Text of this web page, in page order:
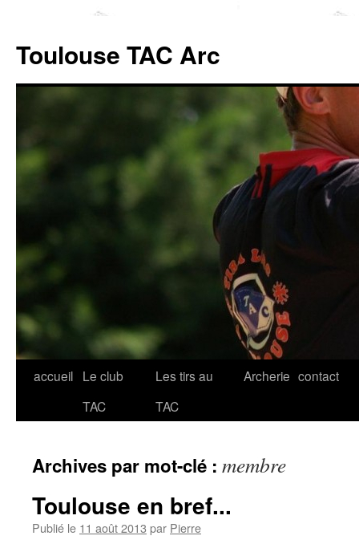
Toulouse TAC Arc
Aller
accueil Le club
TAC
Les tirs au
TAC
Archerie contact
Archives par mot-clé : membre
Toulouse en bref...
Publié le 11 août 2013 par Pierre